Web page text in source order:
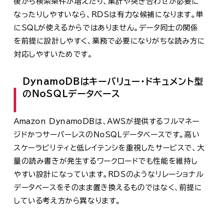
なったりしやすいなら、RDSは有力な候補になります。単
にSQLが使えるからではありません。データ同士の関係
を前提に設計しやすく、業務で必要になりがちな読み方に
対応しやすいためです。
DynamoDBはキーバリュー・ドキュメント型
のNoSQLデータベース
Amazon DynamoDBは、AWSが提供するフルマネー
ジドかつサーバーレスのNoSQLデータベースです。高い
スケーラビリティと低レイテンシを重視したサービスで、大
量の読み書きが発生するワークロードでも性能を維持し
やすい設計になっています。RDSのようなリレーショナル
データベースをそのまま置き換えるものではなく、前提に
している考え方から異なります。